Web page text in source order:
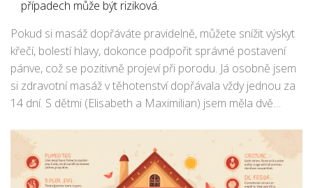
případech může být riziková.
Pokud si masáž dopřáváte pravidelně, můžete snížit výskyt
křečí, bolestí hlavy, dokonce podpořit správné postavení
pánve, což se pozitivně projeví při porodu. Já osobně jsem
si zdravotní masáž v těhotenství dopřávala vždy jednou za
14 dní. S dětmi (Elisabeth a Maximilian) jsem měla dvě
obrovskou úlevou, která mě doslova vrátila do života. A
někdy i Jirka záviděl, že nepřešel pod ruce těhotenské
masérky on sám!